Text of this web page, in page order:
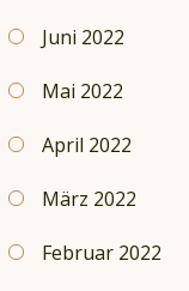
Juni 2022
Mai 2022
April 2022
März 2022
Februar 2022